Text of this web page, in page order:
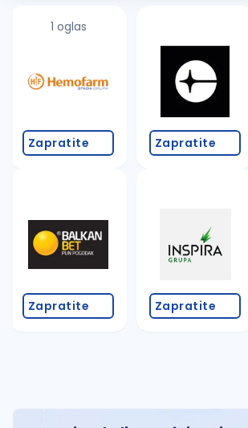
1 oglas
Zapratite
Zapratite
Zapratite
Zapratite